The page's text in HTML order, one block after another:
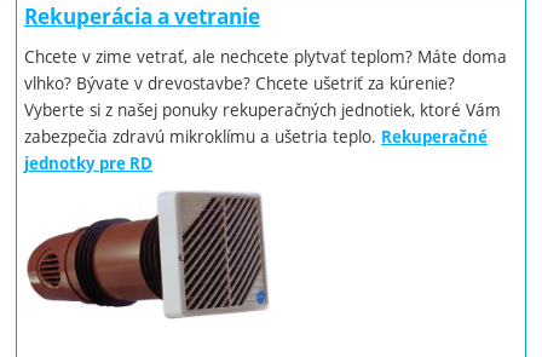
Rekuperácia a vetranie
Chcete v zime vetrať, ale nechcete plytvať teplom? Máte doma
vlhko? Bývate v drevostavbe? Chcete ušetriť za kúrenie?
Vyberte si z našej ponuky rekuperačných jednotiek, ktoré Vám
zabezpečia zdravú mikroklímu a ušetria teplo. Rekuperačné
jednotky pre RD